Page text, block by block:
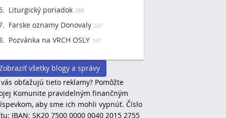
Liturgický poriadok 288
Farske oznamy Donovaly 207
Pozvánka na VRCH OSLY 187
všetky blogy a správy
obťažujú tieto reklamy? Pomôžte
Komunite pravidelným finančným
aby sme ich mohli vypnúť. Číslo
IBAN: SK20 7500 0000 0040 2015 2755